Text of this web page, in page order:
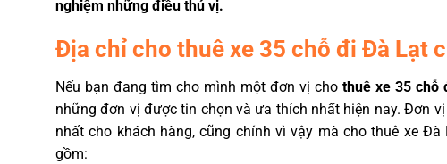
nghiệm những điều thú vị.
Địa chỉ cho thuê xe 35 chỗ đi Đà Lạt
Nếu bạn đang tìm cho mình một đơn vị cho thuê xe 35 chỗ
những đơn vị được tin chọn và ưa thích nhất hiện nay. Đơn
nhất cho khách hàng, cũng chính vì vậy mà cho thuê xe
gồm: